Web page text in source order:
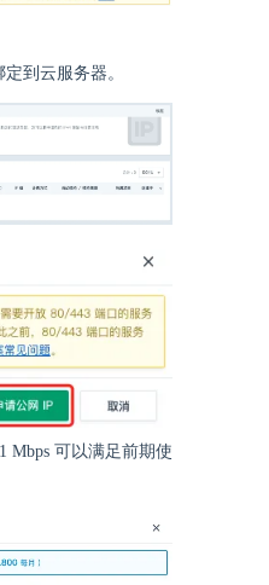
到云服务器。
Mbps 可以满足前期使